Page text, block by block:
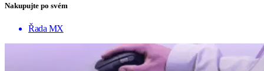
Nakupujte po svém
Řada MX